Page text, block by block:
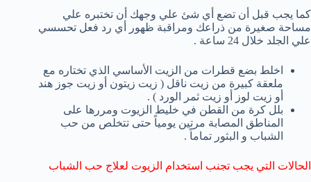
كما يجب قبل أن تضع أي شئ علي وجهك أن تختبره علي
مساحة صغيرة من ذراعك ومراقبة ظهور أي رد فعل تحسسي
علي الجلد خلال 24 ساعة .
اخلط بضع قطرات من الزيت الأساسي الذي تختاره مع
ملعقة كبيرة من زيت ناقل ( زيت زيتون أو زيت جوز هند
أو زيت لوز أو زيت ثمر الورد ) .
بلل كرة من القطن في خليط الزيوت ومررها على
المناطق المصابة مرتين يومياً حتى تتخلص من حب
الشباب و البثور تماماً .
الحالات التي يجب تجنب استخدام الزيوت لعلاج حب الشباب